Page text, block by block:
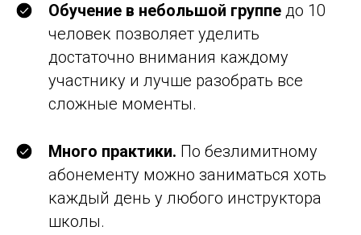
Обучение в небольшой группе до 10
человек позволяет уделить
достаточно внимания каждому
участнику и лучше разобрать все
сложные моменты.
Много практики. По безлимитному
абонементу можно заниматься хоть
каждый день у любого инструктора
школы.